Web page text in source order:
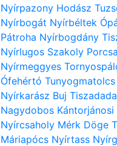
Nyírpazony Hodász
Nyírbogát Nyírbéltek
Pátroha Nyírbogdány
Nyírlugos Szakoly
Nyírmeggyes
Ófehértó Tunyogmatolcs
Nyírkarász Buj Tiszadada
Nagydobos Kántorjánosi
Nyírcsaholy Mérk Döge
Máriapócs Nyírtass